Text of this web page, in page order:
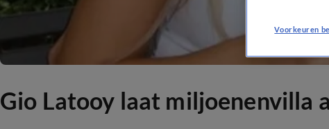
Gio Latooy laat miljoenenvilla
Voorkeuren